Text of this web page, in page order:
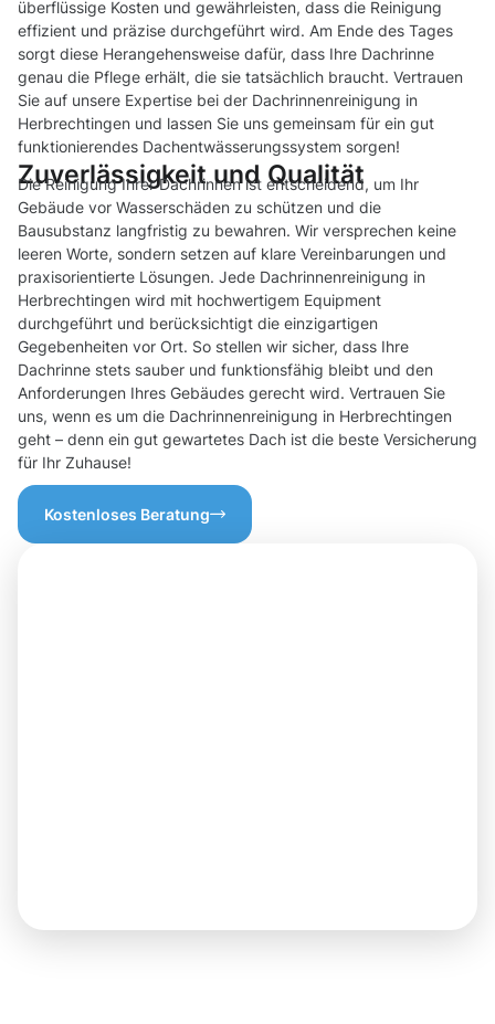
überflüssige Kosten und gewährleisten, dass die Reinigung
effizient und präzise durchgeführt wird. Am Ende des Tages
sorgt diese Herangehensweise dafür, dass Ihre Dachrinne
genau die Pflege erhält, die sie tatsächlich braucht. Vertrauen
Sie auf unsere Expertise bei der Dachrinnenreinigung in
Herbrechtingen und lassen Sie uns gemeinsam für ein gut
funktionierendes Dachentwässerungssystem sorgen!
Zuverlässigkeit und Qualität
Die Reinigung Ihrer Dachrinnen ist entscheidend, um Ihr
Gebäude vor Wasserschäden zu schützen und die
Bausubstanz langfristig zu bewahren. Wir versprechen keine
leeren Worte, sondern setzen auf klare Vereinbarungen und
praxisorientierte Lösungen. Jede Dachrinnenreinigung in
Herbrechtingen wird mit hochwertigem Equipment
durchgeführt und berücksichtigt die einzigartigen
Gegebenheiten vor Ort. So stellen wir sicher, dass Ihre
Dachrinne stets sauber und funktionsfähig bleibt und den
Anforderungen Ihres Gebäudes gerecht wird. Vertrauen Sie
uns, wenn es um die Dachrinnenreinigung in Herbrechtingen
geht – denn ein gut gewartetes Dach ist die beste Versicherung
für Ihr Zuhause!
Kostenloses Beratung